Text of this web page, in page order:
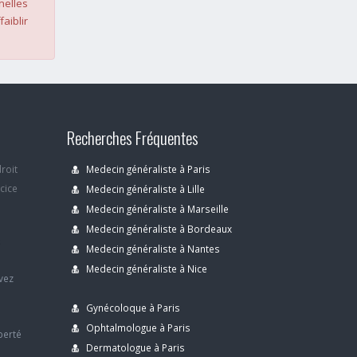
Recherches Fréquentes
Medecin généraliste à Paris
Medecin généraliste à Lille
Medecin généraliste à Marseille
Medecin généraliste à Bordeaux
Medecin généraliste à Nantes
Medecin généraliste à Nice
Gynécoloque à Paris
Ophtalmologue à Paris
Dermatologue à Paris